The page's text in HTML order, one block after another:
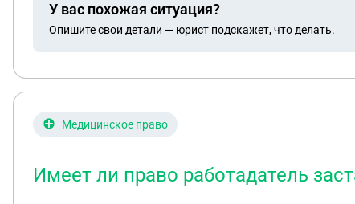
У вас похожая ситуация?
Опишите свои детали — юрист подскажет, что делать.
Медицинское право
Имеет ли право работадатель